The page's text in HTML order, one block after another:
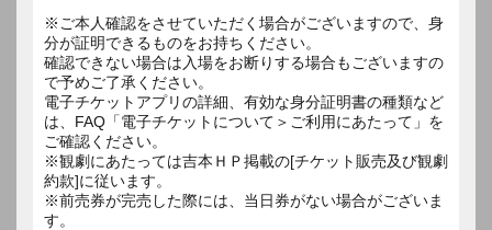
※ご本人確認をさせていただく場合がございますので、身
分が証明できるものをお持ちください。
確認できない場合は入場をお断りする場合もございますの
で予めご了承ください。
電子チケットアプリの詳細、有効な身分証明書の種類など
は、FAQ「電子チケットについて＞ご利用にあたって」を
ご確認ください。
※観劇にあたっては吉本ＨＰ掲載の[チケット販売及び観劇
約款]に従います。
※前売券が完売した際には、当日券がない場合がございま
す。